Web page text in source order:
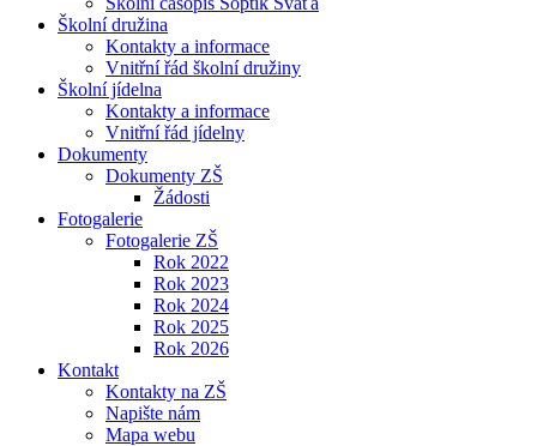
Školní družina
Kontakty a informace
Vnitřní řád školní družiny
Školní jídelna
Kontakty a informace
Vnitřní řád jídelny
Dokumenty
Dokumenty ZŠ
Žádosti
Fotogalerie
Fotogalerie ZŠ
Rok 2022
Rok 2023
Rok 2024
Rok 2025
Rok 2026
Kontakt
Kontakty na ZŠ
Napište nám
Mapa webu